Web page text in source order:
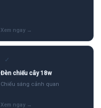
✓
Đèn chiếu cây 18w
Chiếu sáng cảnh quan